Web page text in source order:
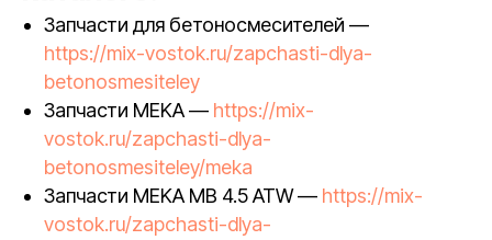
Запчасти для бетоносмесителей —
https://mix-vostok.ru/zapchasti-dlya-
betonosmesiteley
Запчасти MEKA — https://mix-
vostok.ru/zapchasti-dlya-
betonosmesiteley/meka
Запчасти MEKA MB 4.5 ATW — https://mix-
vostok.ru/zapchasti-dlya-